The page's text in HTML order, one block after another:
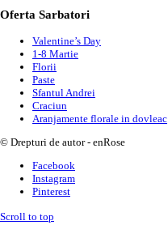
Oferta Sarbatori
Valentine’s Day
1-8 Martie
Florii
Paste
Sfantul Andrei
Craciun
Aranjamente florale in dovleac
© Drepturi de autor - enRose
Facebook
Instagram
Pinterest
Scroll to top